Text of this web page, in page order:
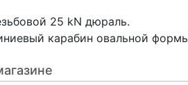
25 kN дюраль.
карабин овальной